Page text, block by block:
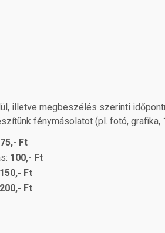
illetve megbeszélés szerinti
fénymásolatot (pl. fotó,
75,- Ft
100,- Ft
150,- Ft
200,- Ft